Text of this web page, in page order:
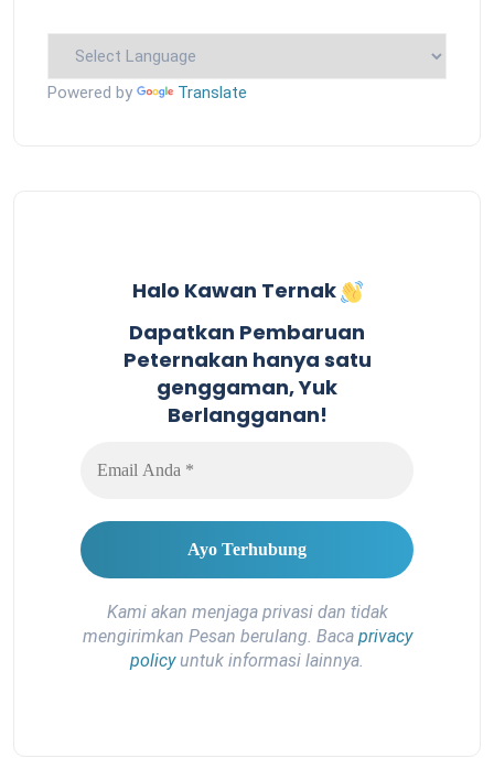
Powered by Translate
Halo Kawan Ternak
Dapatkan Pembaruan
Peternakan hanya satu
genggaman, Yuk
Berlangganan!
Kami akan menjaga privasi dan tidak
mengirimkan Pesan berulang. Baca privacy
policyuntuk informasi lainnya.